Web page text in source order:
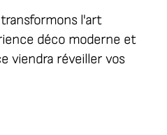
l'art
déco moderne et
viendra réveiller vos